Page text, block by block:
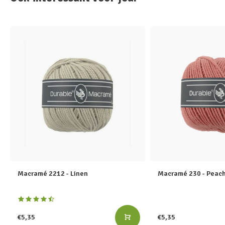
Macramé 2212 - Linen
€5,35
Macramé 230 -
€5,35